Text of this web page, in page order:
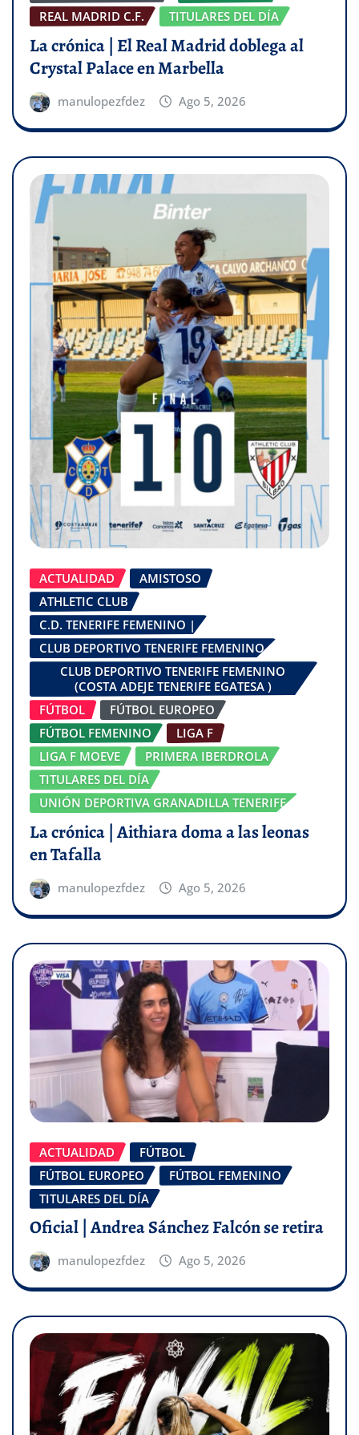
REAL MADRID C.F.
TITULARES DEL DÍA
La crónica | El Real Madrid doblega al
Crystal Palace en Marbella
manulopezfdez Ago 5, 2026
ACTUALIDAD
AMISTOSO
ATHLETIC CLUB
C.D. TENERIFE FEMENINO |
CLUB DEPORTIVO TENERIFE FEMENINO
CLUB DEPORTIVO TENERIFE FEMENINO
(COSTA ADEJE TENERIFE EGATESA )
FÚTBOL
FÚTBOL EUROPEO
FÚTBOL FEMENINO
LIGA F
LIGA F MOEVE
PRIMERA IBERDROLA
TITULARES DEL DÍA
UNIÓN DEPORTIVA GRANADILLA TENERIFE
La crónica | Aithiara doma a las leonas
en Tafalla
manulopezfdez Ago 5, 2026
ACTUALIDAD
FÚTBOL
FÚTBOL EUROPEO
FÚTBOL FEMENINO
TITULARES DEL DÍA
Oficial | Andrea Sánchez Falcón se retira
manulopezfdez Ago 5, 2026